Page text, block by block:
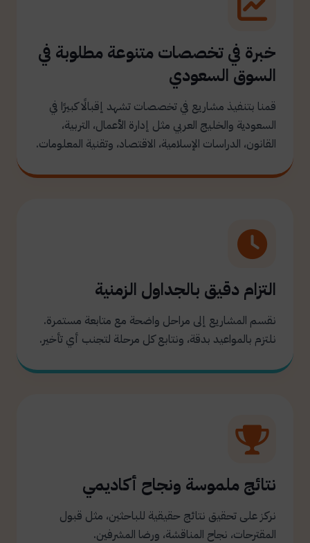
خبرة في تخصصات متنوعة مطلوبة في
السوق السعودي
قمنا بتنفيذ مشاريع في تخصصات تشهد إقبالًا كبيرًا في
السعودية والخليج العربي مثل إدارة الأعمال، التربية،
القانون، الدراسات الإسلامية، الاقتصاد، وتقنية المعلومات.
التزام دقيق بالجداول الزمنية
نقسم المشاريع إلى مراحل واضحة مع متابعة مستمرة.
نلتزم بالمواعيد بدقة، ونتابع كل مرحلة لتجنب أي تأخير.
نتائج ملموسة ونجاح أكاديمي
نركز على تحقيق نتائج حقيقية للباحثين، مثل قبول
المقترحات، نجاح المناقشة، ورضا المشرفين.